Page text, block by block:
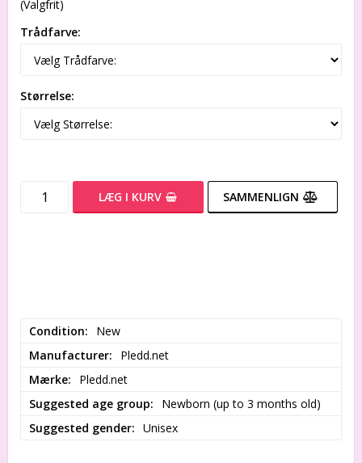
(Valgfrit)
Trådfarve:
Størrelse:
LÆG I KURV SAMMENLIGN
Condition
New
Manufacturer
Pledd.net
Mærke
Pledd.net
Suggested age group
Newborn (up to 3 months old)
Suggested gender
Unisex